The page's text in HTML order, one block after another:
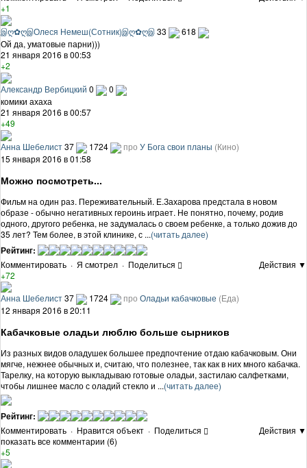
+1
இღ✿ღஇОлеся Немеш(Сотник)இღ✿ღஇ33
618
Ой да, уматовые парни)))
21 января 2016 в 00:53
+2
Александр Вербицкий 0
0
комики ахаха
21 января 2016 в 00:57
+49
Анна Шебелист37 1724 про У Бога свои планы (Кино)
15 января 2016 в 01:58
Можно посмотреть...
Фильм на один раз. Переживательный. Е.Захарова предстала в новом
образе - обычно негативных героинь играет. Не понятно, почему, родив
одного, другого ребенка, не задумалась о своем ребенке, а только дожив до
35 лет? Тем более, в этой клинике, с ...(читать далее)
Рейтинг:
Комментировать · Я смотрел · Поделиться
Действия ▼
+72
Анна Шебелист37 1724 про Оладьи кабачковые (Еда)
12 января 2016 в 20:11
Кабачковые оладьи люблю больше сырников
Из разных видов оладушек большее предпочтение отдаю кабачковым. Они
мягче, нежнее обычных и, считаю, что полезнее, так как в них много кабачка.
Тарелку, на которую выкладываю готовые оладьи, застилаю салфетками,
чтобы лишнее масло с оладий стекло и ...(читать далее)
Рейтинг:
Комментировать · Нравится объект · Поделиться
Действия ▼
показать все комментарии (6)
+5